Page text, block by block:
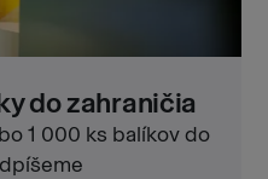
do zahraničia
1 000 ks balíkov do